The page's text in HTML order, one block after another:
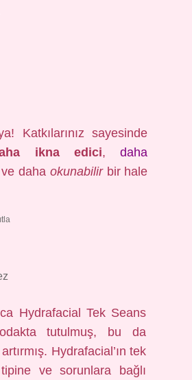
Katkılarınız sayesinde
ikna edici,daha
ve daha okunabilirbir hale
Hydrafacial Tek Seans
tutulmuş, bu da
Hydrafacial’ın tek
ve sorunlara bağlı